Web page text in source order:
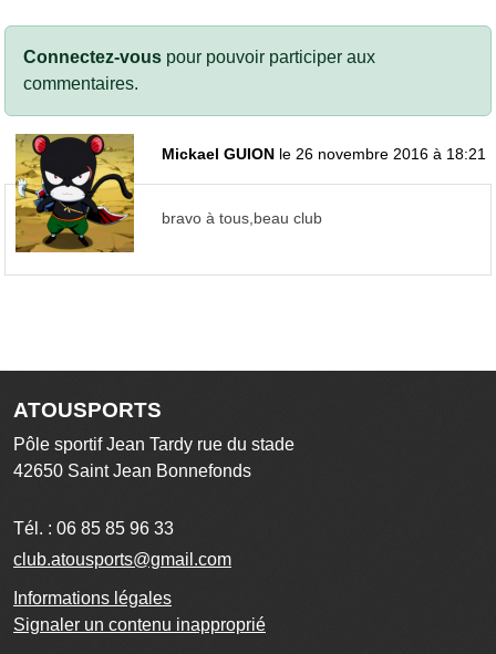
Connectez-vous pour pouvoir participer aux
commentaires.
Mickael GUION le 26 novembre 2016 à 18:21
bravo à tous,beau club
ATOUSPORTS
Pôle sportif Jean Tardy rue du stade
42650 Saint Jean Bonnefonds
Tél. : 06 85 85 96 33
club.atousports@gmail.com
Informations légales
Signaler un contenu inapproprié